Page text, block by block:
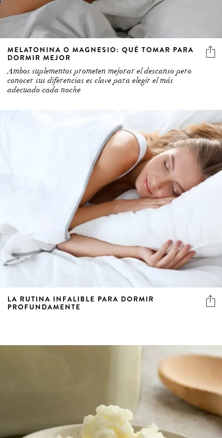
MELATONINA O MAGNESIO: QUÉ TOMAR PARA
DORMIR MEJOR
Ambos suplementos prometen mejorar el descanso pero
conocer sus diferencias es clave para elegir el más
adecuado cada noche
LA RUTINA INFALIBLE PARA DORMIR
PROFUNDAMENTE